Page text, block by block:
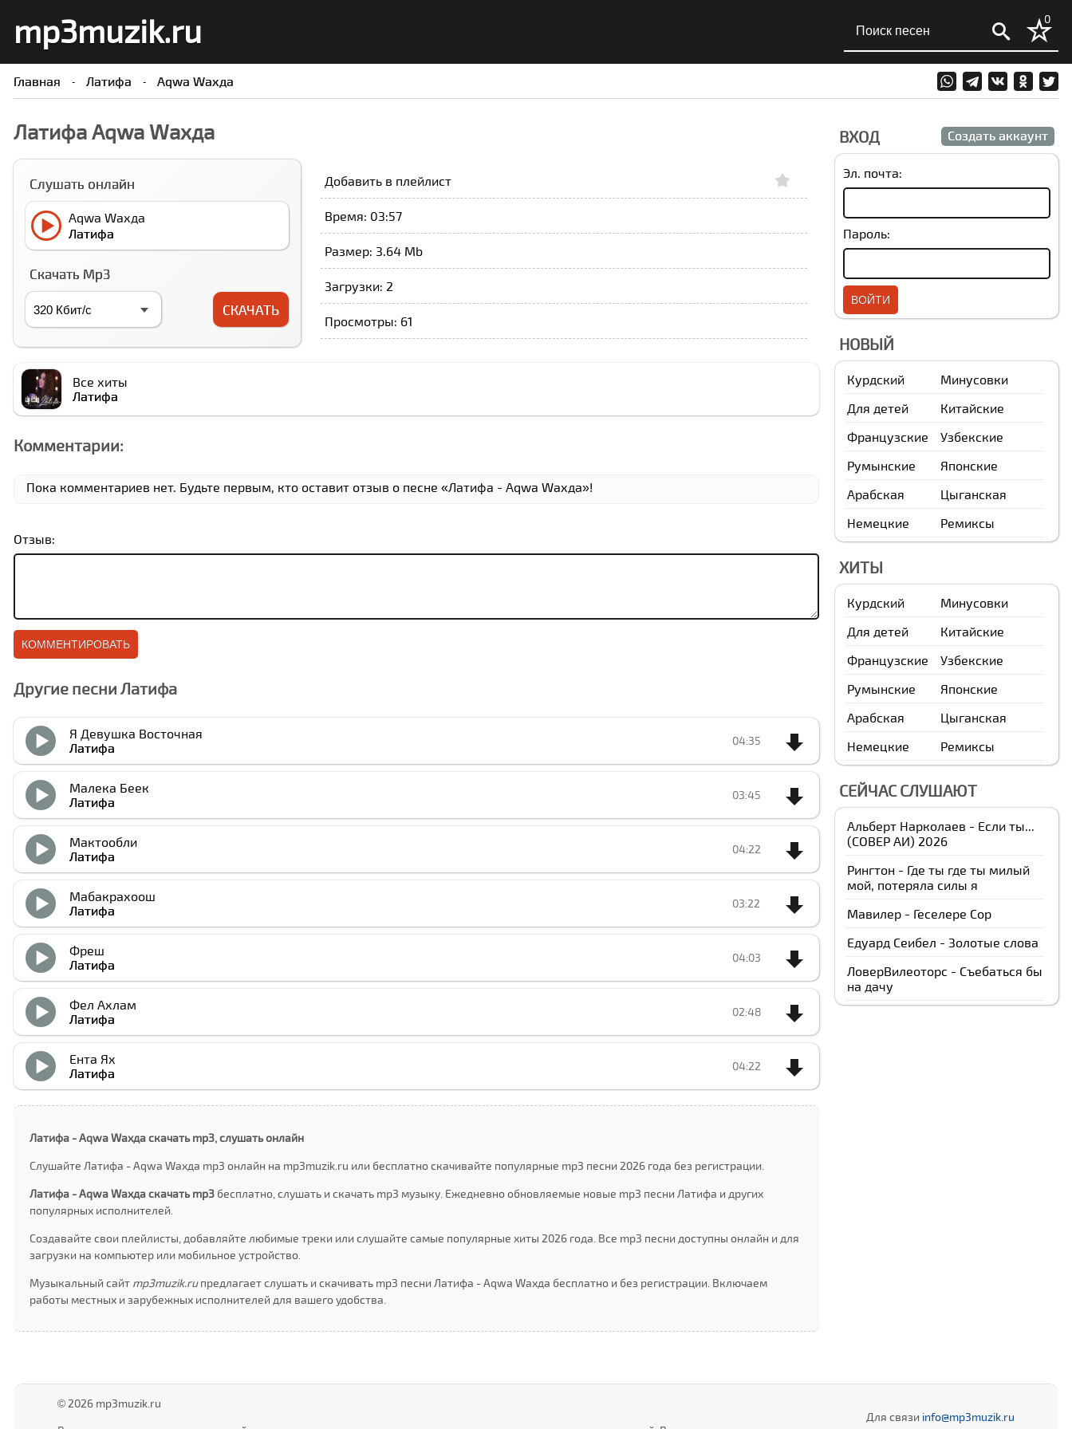
mp3muzik.ru 0
Главная Латифа Аqwа Wахда
Латифа Аqwа Wахда
Слушать онлайн
Аqwа Wахда
Латифа
Скачать Mp3
СКАЧАТЬ
Добавить в плейлист
Время: 03:57
Размер: 3.64 Mb
Загрузки: 2
Просмотры: 61
Все хиты
Латифа
Комментарии:
Пока комментариев нет. Будьте первым, кто оставит отзыв о песне «Латифа - Аqwа Wахда»!
Отзыв:
Другие песни Латифа
Я Девушка Восточная
Латифа
04:35
Малека Беек
Латифа
03:45
Мактообли
Латифа
04:22
Мабакрахоош
Латифа
03:22
Фреш
Латифа
04:03
Фел Ахлам
Латифа
02:48
Ента Ях
Латифа
04:22
Латифа - Аqwа Wахда скачать mp3, слушать онлайн
Слушайте Латифа - Аqwа Wахда mp3 онлайн на mp3muzik.ru или бесплатно скачивайте популярные mp3 песни 2026 года без регистрации.
Латифа - Аqwа Wахда скачать mp3бесплатно, слушать и скачать mp3 музыку. Ежедневно обновляемые новые mp3 песни Латифа и других
популярных исполнителей.
Создавайте свои плейлисты, добавляйте любимые треки или слушайте самые популярные хиты 2026 года. Все mp3 песни доступны онлайн и для
загрузки на компьютер или мобильное устройство.
Музыкальный сайт mp3muzik.ruпредлагает слушать и скачивать mp3 песни Латифа - Аqwа Wахда бесплатно и без регистрации. Включаем
работы местных и зарубежных исполнителей для вашего удобства.
ВХОД Создать аккаунт
Эл. почта:
Пароль:
НОВЫЙ
Курдский
Минусовки
Для детей
Китайские
Французские
Узбекские
Румынские
Японские
Арабская
Цыганская
Немецкие
Ремиксы
ХИТЫ
Курдский
Минусовки
Для детей
Китайские
Французские
Узбекские
Румынские
Японские
Арабская
Цыганская
Немецкие
Ремиксы
СЕЙЧАС СЛУШАЮТ
Альберт Нарколаев - Если ты...
(CОВЕР АИ) 2026
Рингтон - Где ты где ты милый
мой, потеряла силы я
Мавилер - Геcелере Сор
Едуард Сеибел - Золотые слова
ЛоверВилеоторс - Съебаться бы
на дачу
© 2026 mp3muzik.ru
Для связи info@mp3muzik.ru